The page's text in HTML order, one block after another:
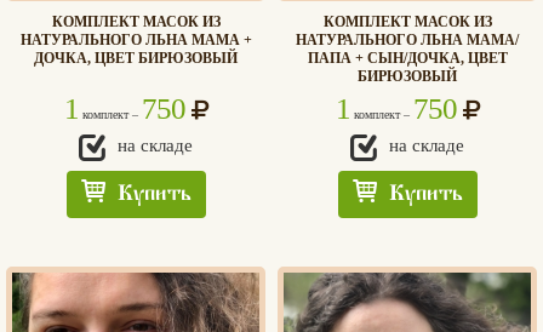
КОМПЛЕКТ МАСОК ИЗ
НАТУРАЛЬНОГО ЛЬНА МАМА +
ДОЧКА, ЦВЕТ БИРЮЗОВЫЙ
1 комплект – 750
на складе
Купить
КОМПЛЕКТ МАСОК ИЗ
НАТУРАЛЬНОГО ЛЬНА МАМА/
ПАПА + СЫН/ДОЧКА, ЦВЕТ
БИРЮЗОВЫЙ
1 комплект – 750
на складе
Купить